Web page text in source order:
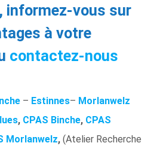
, informez-vous sur
à votre
contactez-nous
– Estinnes– Morlanwelz
, CPAS Binche, CPAS
Morlanwelz, (Atelier Recherche